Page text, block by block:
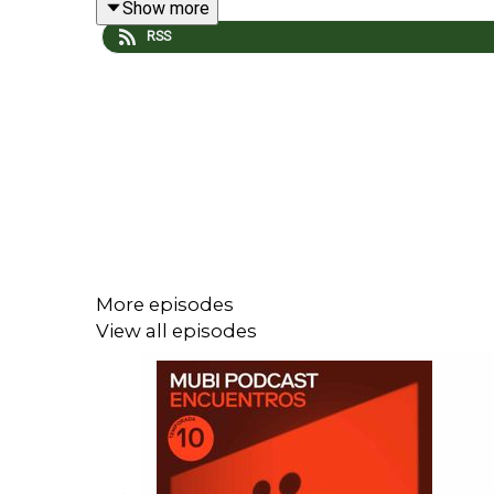
Es la invitación a ser parte de un encuentro
Show more
RSS
More episodes
View all episodes